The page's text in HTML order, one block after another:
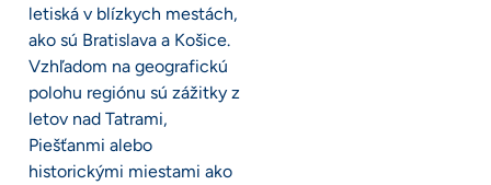
letiská v blízkych mestách,
ako sú Bratislava a Košice.
Vzhľadom na geografickú
polohu regiónu sú zážitky z
letov nad Tatrami,
Piešťanmi alebo
historickými miestami ako